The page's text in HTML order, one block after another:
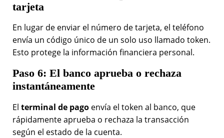
tarjeta
En lugar de enviar el número de tarjeta, el teléfono
envía un código único de un solo uso llamado token.
Esto protege la información financiera personal.
Paso 6: El banco aprueba o rechaza
instantáneamente
Elterminal de pago envía el token al banco, que
rápidamente aprueba o rechaza la transacción
según el estado de la cuenta.